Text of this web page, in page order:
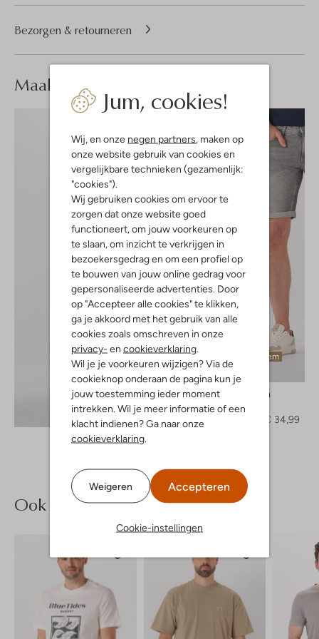
Jum, cookies!
Wij, en onze negen partners, maken op
onze website gebruik van cookies en
vergelijkbare technieken (gezamenlijk:
"cookies").
Wij gebruiken cookies om ervoor te
zorgen dat onze website goed
functioneert, om jouw voorkeuren op
te slaan, om inzicht te verkrijgen in
bezoekersgedrag en om een profiel op
te bouwen van jouw online gedrag voor
gepersonaliseerde advertenties. Door
op "Accepteer alle cookies" te klikken,
ga je akkoord met het gebruik van alle
cookies zoals omschreven in onze
privacy- en cookieverklaring.
Wil je je voorkeuren wijzigen? Via de
cookieknop onderaan de pagina kun je
jouw toestemming ieder moment
intrekken. Wil je meer informatie of een
klacht indienen? Ga naar onze
cookieverklaring.
Weigeren Accepteren
Cookie-instellingen
Bezorgen & retourneren
Maak je look compleet
Ontdek de look
Laatste item
Pure Path
Short
€ 34,99
Ook iets voor jou?